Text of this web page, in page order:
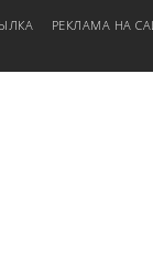
РЕКЛАМА НА